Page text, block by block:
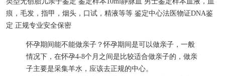
痕，毛发，指甲，烟头，口试，精液等等 鉴定中心法医物证DNA鉴
定 正规专业安全保密
怀孕期间能不能做亲子？怀孕期间是可以做亲子，一般
情况下，在怀孕4-8个月之间是比较适合做亲子的，做亲
子主要是采集羊水，应该去正规的中心。